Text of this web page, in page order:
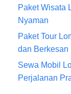
Paket Wisata
Nyaman
Paket Tour
dan Berkesan
Sewa Mobil
Perjalanan